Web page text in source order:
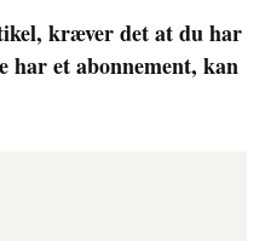
kræver det at du har
har et abonnement, kan